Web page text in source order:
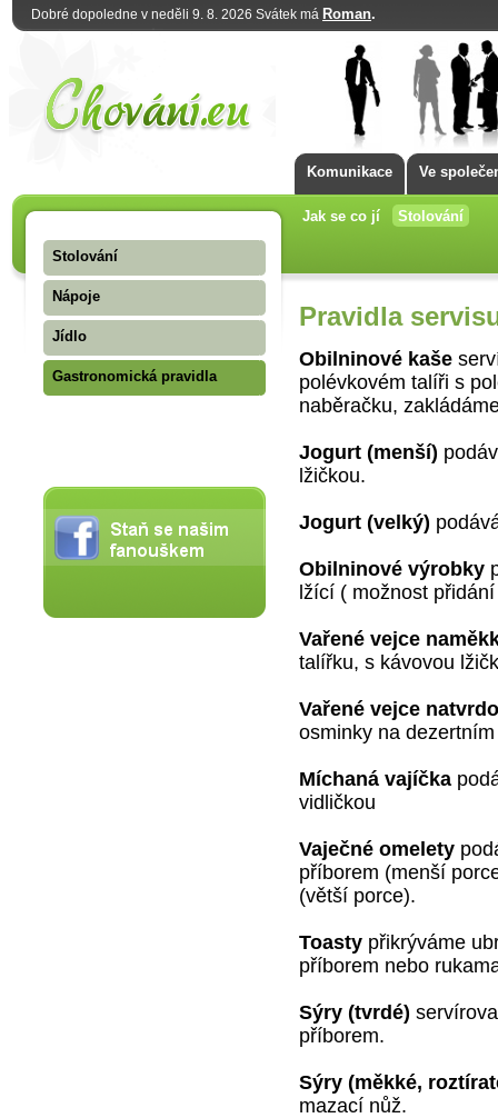
Dobré dopoledne v neděli 9. 8. 2026 Svátek má Roman.
Komunikace Ve
Jak se co jí Stolování
Stolování
Nápoje
Jídlo
Gastronomická pravidla
Pravidla
Obilninové kaše
polévkovém talíři s
naběračku,
Jogurt (menší)
lžičkou.
Jogurt (velký)
Obilninové výrobky
lžící ( možnost
Vařené vejce
talířku, s kávovou
Vařené vejce natvrdo
osminky na
Míchaná vajíčka
vidličkou
Vaječné omelety
příborem (menší
(větší porce).
Toasty přikrýváme
příborem nebo
Sýry (tvrdé)
příborem.
Sýry (měkké,
mazací nůž.